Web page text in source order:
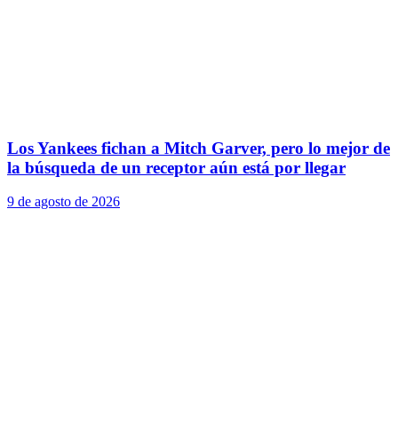
Los Yankees fichan a Mitch Garver, pero lo mejor de
la búsqueda de un receptor aún está por llegar
9 de agosto de 2026